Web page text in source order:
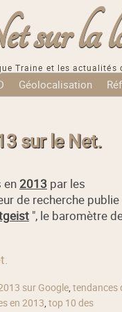
la
Traine et les actualités
Géolocalisation
sur le Net.
en2013 par les
de recherche publie
", le baromètre
sur Google, tendances
en 2013, top 10 des